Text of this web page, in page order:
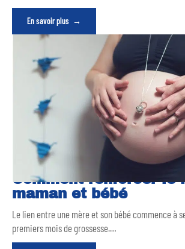
En savoir plus
Comment renforcer le
maman et bébé
Le lien entre une mère et son bébé commence à
premiers mois de grossesse.…